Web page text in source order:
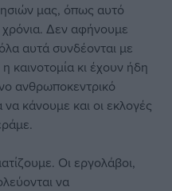
μας, όπως αυτό
Δεν αφήνουμε
αυτά συνδέονται με
καινοτομία κι έχουν ήδη
ανθρωποκεντρικό
κάνουμε και οι εκλογές
Οι εργολάβοι,
να